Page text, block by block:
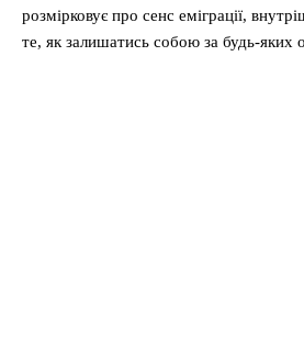
розмірковує про сенс еміграції,
те, як залишатись собою за будь-яких